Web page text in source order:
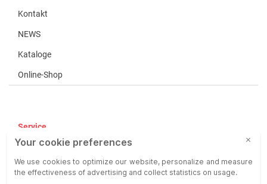
Kontakt
NEWS
Kataloge
Online-Shop
Service
AGB
AEB